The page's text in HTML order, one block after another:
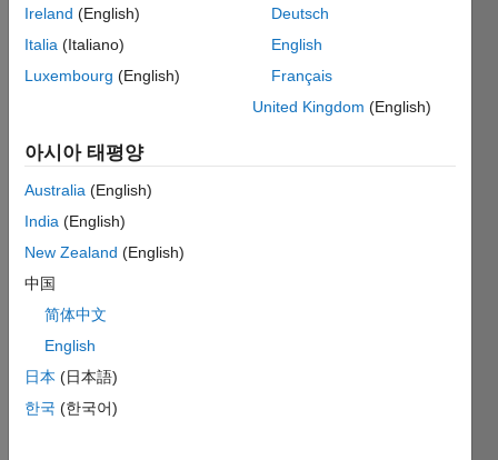
이전 댓글
표시
using
Simuli
desig
n a
digital
m for
an
FPGA
fixed-
Ireland (English)
Italia (Italiano)
Luxembourg (English)
Deutsch
English
Français
United Kingdom (English)
아시아 태평양
Australia (English)
India (English)
New Zealand (English)
中国
简体中文
English
日本 (日本語)
한국 (한국어)